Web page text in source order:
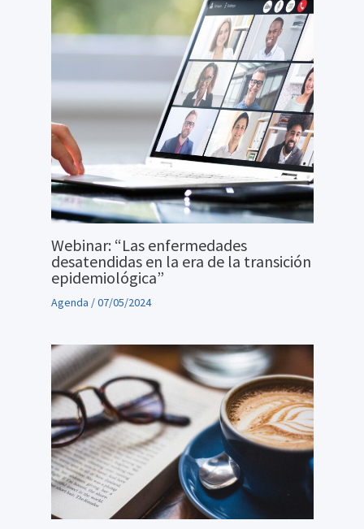
Webinar: “Las enfermedades
desatendidas en la era de la transición
epidemiológica”
Agenda /07/05/2024